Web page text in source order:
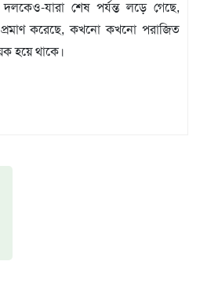
যারা শেষ পর্যন্ত লড়ে গেছে,
করেছে, কখনো কখনো পরাজিত
হয়ে থাকে।